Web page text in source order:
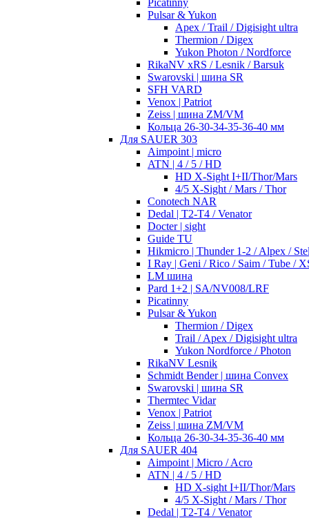
Picatinny
Pulsar & Yukon
Apex / Trail / Digisight ultra
Thermion / Digex
Yukon Photon / Nordforce
RikaNV xRS / Lesnik / Barsuk
Swarovski | шина SR
SFH VARD
Venox | Patriot
Zeiss | шина ZM/VM
Кольца 26-30-34-35-36-40 мм
Для SAUER 303
Aimpoint | micro
ATN | 4 / 5 / HD
HD X-Sight I+II/Thor/Mars
4/5 X-Sight / Mars / Thor
Conotech NAR
Dedal | T2-T4 / Venator
Docter | sight
Guide TU
Hikmicro | Thunder 1-2 / Alpex /
I Ray | Geni / Rico / Saim / Tube /
LM шина
Pard 1+2 | SA/NV008/LRF
Picatinny
Pulsar & Yukon
Thermion / Digex
Trail / Apex / Digisight ultra
Yukon Nordforce / Photon
RikaNV Lesnik
Schmidt Bender | шина Convex
Swarovski | шина SR
Thermtec Vidar
Venox | Patriot
Zeiss | шина ZM/VM
Кольца 26-30-34-35-36-40 мм
Для SAUER 404
Aimpoint | Micro / Acro
ATN | 4 / 5 / HD
HD X-sight I+II/Thor/Mars
4/5 X-Sight / Mars / Thor
Dedal | T2-T4 / Venator